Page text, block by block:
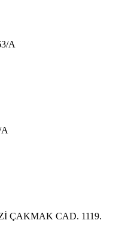
A
A
ÇAKMAK CAD. 1119.